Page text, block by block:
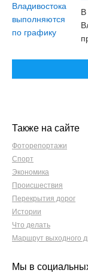
В
Также на сайте
Фоторепортажи
Спорт
Экономика
Происшествия
Перекрытия дорог
Истории
Что делать
Маршрут выходного
Мы в